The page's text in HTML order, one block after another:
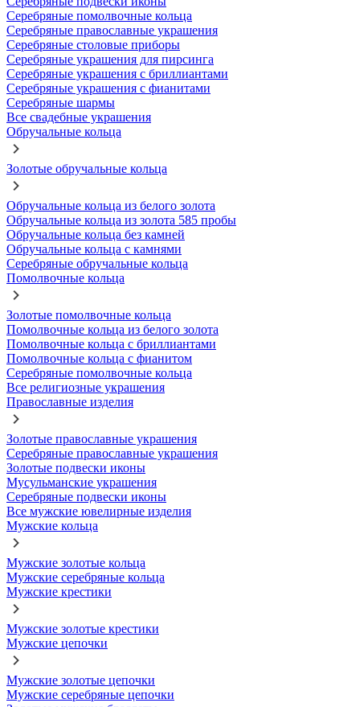
Серебряные помолвочные кольца
Серебряные православные украшения
Серебряные столовые приборы
Серебряные украшения для пирсинга
Серебряные украшения с бриллиантами
Серебряные украшения с фианитами
Серебряные шармы
Все свадебные украшения
Обручальные кольца
Золотые обручальные кольца
Обручальные кольца из белого золота
Обручальные кольца из золота 585 пробы
Обручальные кольца без камней
Обручальные кольца с камнями
Серебряные обручальные кольца
Помолвочные кольца
Золотые помолвочные кольца
Помолвочные кольца из белого золота
Помолвочные кольца с бриллиантами
Помолвочные кольца с фианитом
Серебряные помолвочные кольца
Все религиозные украшения
Православные изделия
Золотые православные украшения
Серебряные православные украшения
Золотые подвески иконы
Мусульманские украшения
Серебряные подвески иконы
Все мужские ювелирные изделия
Мужские кольца
Мужские золотые кольца
Мужские серебряные кольца
Мужские крестики
Мужские золотые крестики
Мужские цепочки
Мужские золотые цепочки
Мужские серебряные цепочки